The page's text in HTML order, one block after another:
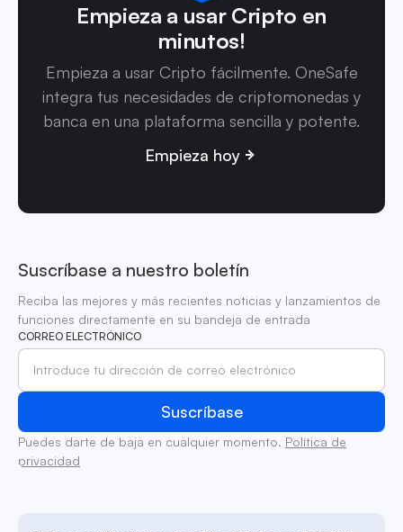
Empieza a usar Cripto en
minutos!
Empieza a usar Cripto fácilmente. OneSafe
integra tus necesidades de criptomonedas y
banca en una plataforma sencilla y potente.
Empieza hoy
Suscríbase a nuestro boletín
Reciba las mejores y más recientes noticias y lanzamientos de
funciones directamente en su bandeja de entrada
CORREO ELECTRÓNICO
Puedes darte de baja en cualquier momento. Política de
privacidad